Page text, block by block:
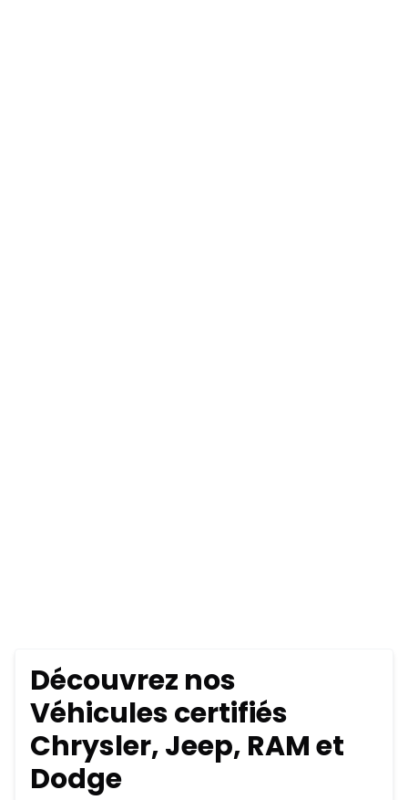
Découvrez nos
Véhicules certifiés
Chrysler, Jeep, RAM et
Dodge